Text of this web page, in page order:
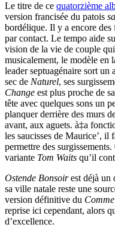
Le titre de ce quatorzième
version francisée du patois
bordélique. Il y a encore des
par contact. Le tempo aide
vision de la vie de couple
musicalement, le modèle en
leader septuagénaire sort un
sec de Naturel, ses
Change est plus proche de
tête avec quelques sons un
planquer derrière des murs
avant, aux aguets. à‡a
les saucisses de Maurice’, il
permettre des surgissements.
variante Tom Waits qu’il
Ostende Bonsoirest déjà un
sa ville natale reste une
version définitive du
reprise ici cependant, alors
d’excellence.